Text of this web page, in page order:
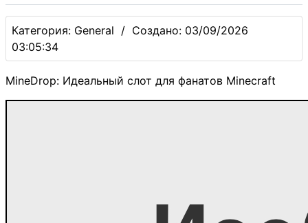
Категория: General / Создано: 03/09/2026
03:05:34
MineDrop: Идеальный слот для фанатов Minecraft